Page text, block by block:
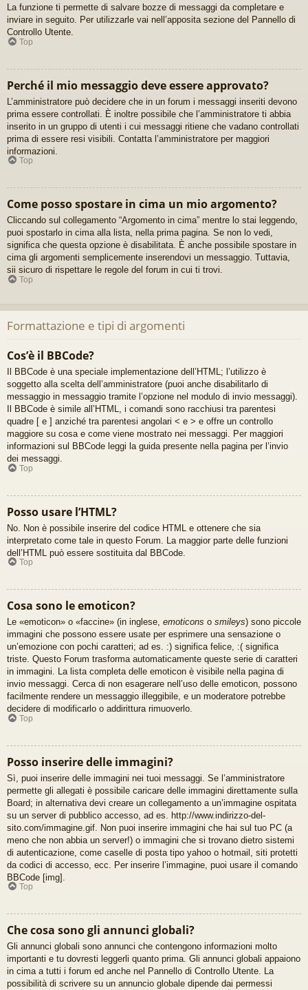
La funzione ti permette di salvare bozze di messaggi da completare e
inviare in seguito. Per utilizzarle vai nell’apposita sezione del Pannello di
Controllo Utente.
Top
Perché il mio messaggio deve essere approvato?
L’amministratore può decidere che in un forum i messaggi inseriti devono
prima essere controllati. È inoltre possibile che l’amministratore ti abbia
inserito in un gruppo di utenti i cui messaggi ritiene che vadano controllati
prima di essere resi visibili. Contatta l’amministratore per maggiori
informazioni.
Top
Come posso spostare in cima un mio argomento?
Cliccando sul collegamento “Argomento in cima” mentre lo stai leggendo,
puoi spostarlo in cima alla lista, nella prima pagina. Se non lo vedi,
significa che questa opzione è disabilitata. È anche possibile spostare in
cima gli argomenti semplicemente inserendovi un messaggio. Tuttavia,
sii sicuro di rispettare le regole del forum in cui ti trovi.
Top
Formattazione e tipi di argomenti
Cos’è il BBCode?
Il BBCode è una speciale implementazione dell’HTML; l’utilizzo è
soggetto alla scelta dell’amministratore (puoi anche disabilitarlo di
messaggio in messaggio tramite l’opzione nel modulo di invio messaggi).
Il BBCode è simile all’HTML, i comandi sono racchiusi tra parentesi
quadre [ e ] anziché tra parentesi angolari < e > e offre un controllo
maggiore su cosa e come viene mostrato nei messaggi. Per maggiori
informazioni sul BBCode leggi la guida presente nella pagina per l’invio
dei messaggi.
Top
Posso usare l’HTML?
No. Non è possibile inserire del codice HTML e ottenere che sia
interpretato come tale in questo Forum. La maggior parte delle funzioni
dell’HTML può essere sostituita dal BBCode.
Top
Cosa sono le emoticon?
Le «emoticon» o «faccine» (in inglese, emoticons o smileys) sono piccole
immagini che possono essere usate per esprimere una sensazione o
un’emozione con pochi caratteri; ad es. :) significa felice, :( significa
triste. Questo Forum trasforma automaticamente queste serie di caratteri
in immagini. La lista completa delle emoticon è visibile nella pagina di
invio messaggi. Cerca di non esagerare nell’uso delle emoticon, possono
facilmente rendere un messaggio illeggibile, e un moderatore potrebbe
decidere di modificarlo o addirittura rimuoverlo.
Top
Posso inserire delle immagini?
Sì, puoi inserire delle immagini nei tuoi messaggi. Se l’amministratore
permette gli allegati è possibile caricare delle immagini direttamente sulla
Board; in alternativa devi creare un collegamento a un’immagine ospitata
su un server di pubblico accesso, ad es. http://www.indirizzo-del-
sito.com/immagine.gif. Non puoi inserire immagini che hai sul tuo PC (a
meno che non abbia un server!) o immagini che si trovano dietro sistemi
di autenticazione, come caselle di posta tipo yahoo o hotmail, siti protetti
da codici di accesso, ecc. Per inserire l’immagine, puoi usare il comando
BBCode [img].
Top
Che cosa sono gli annunci globali?
Gli annunci globali sono annunci che contengono informazioni molto
importanti e tu dovresti leggerli quanto prima. Gli annunci globali appaiono
in cima a tutti i forum ed anche nel Pannello di Controllo Utente. La
possibilità di scrivere su un annuncio globale dipende dai permessi